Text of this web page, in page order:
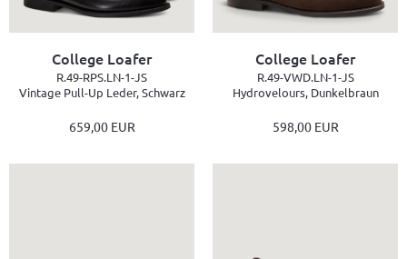
College Loafer
R.49-RPS.LN-1-JS
Vintage Pull-Up Leder, Schwarz
659,00 EUR
College Loafer
R.49-VWD.LN-1-JS
Hydrovelours, Dunkelbraun
598,00 EUR